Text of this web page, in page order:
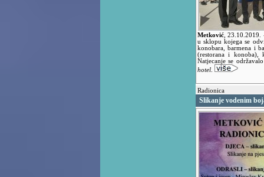
Metković ,23.10.2019.
u sklopu kojega se
konobara, barmena i
(restorana i konoba),
Natjecanje se
hotel
Radionica
Slikanje vodenim